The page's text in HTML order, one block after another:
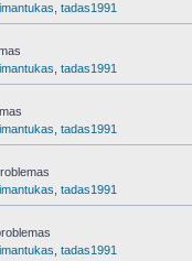
tadas1991
tadas1991
tadas1991
tadas1991
tadas1991